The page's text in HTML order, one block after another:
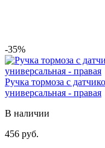
-35%
Ручка тормоза с
универсальная - правая
В наличии
456 руб.